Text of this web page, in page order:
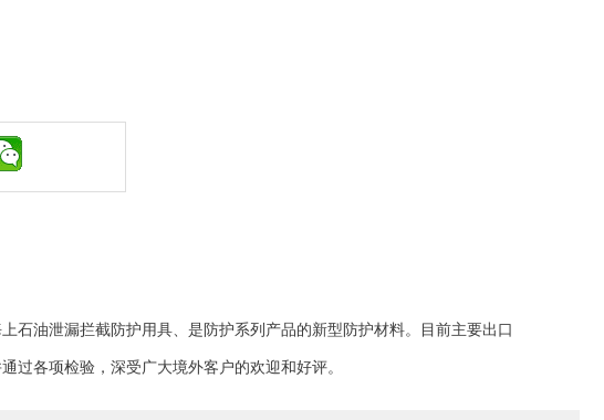
石油泄漏拦截防护用具、是防护系列产品的新型防护材料。 目前主要出口
过各项检验， 深受广大境外客户的欢迎和好评。